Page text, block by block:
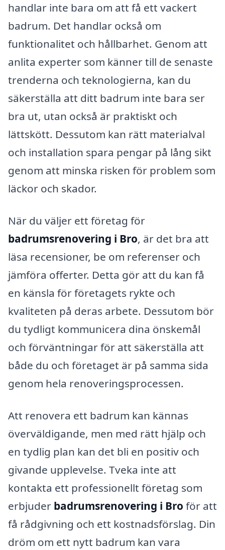
handlar inte bara om att få ett vackert
badrum. Det handlar också om
funktionalitet och hållbarhet. Genom att
anlita experter som känner till de senaste
trenderna och teknologierna, kan du
säkerställa att ditt badrum inte bara ser
bra ut, utan också är praktiskt och
lättskött. Dessutom kan rätt materialval
och installation spara pengar på lång sikt
genom att minska risken för problem som
läckor och skador.
När du väljer ett företag för
badrumsrenovering i Bro, är det bra att
läsa recensioner, be om referenser och
jämföra offerter. Detta gör att du kan få
en känsla för företagets rykte och
kvaliteten på deras arbete. Dessutom bör
du tydligt kommunicera dina önskemål
och förväntningar för att säkerställa att
både du och företaget är på samma sida
genom hela renoveringsprocessen.
Att renovera ett badrum kan kännas
överväldigande, men med rätt hjälp och
en tydlig plan kan det bli en positiv och
givande upplevelse. Tveka inte att
kontakta ett professionellt företag som
erbjuder badrumsrenovering i Bro för att
få rådgivning och ett kostnadsförslag. Din
dröm om ett nytt badrum kan vara